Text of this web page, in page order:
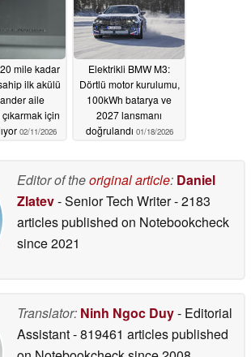
mile kadar
ilk akülü
aile
için
02/11/2026
Elektrikli BMW M3:
Dörtlü motor kurulumu,
100kWh batarya ve
2027 lansmanı
doğrulandı 01/18/2026
Editor of theoriginal article: Daniel
Zlatev- Senior Tech Writer- 2183
articles published on Notebookcheck
since 2021
Translator: Ninh Ngoc Duy- Editorial
Assistant- 819461 articles published